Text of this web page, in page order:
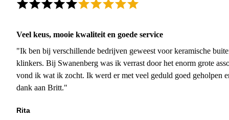
Veel keus, mooie kwaliteit en goede service
"Ik ben bij verschillende bedrijven geweest voor keramische
klinkers. Bij Swanenberg was ik verrast door het enorm grote
vond ik wat ik zocht. Ik werd er met veel geduld goed geholpen
dank aan Britt."
Rita